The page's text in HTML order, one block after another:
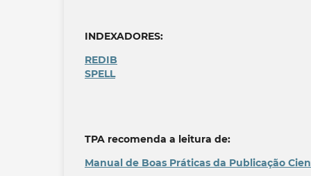
INDEXADORES:
REDIB
SPELL
TPA recomenda a leitura de:
Manual de Boas Práticas da Publicação